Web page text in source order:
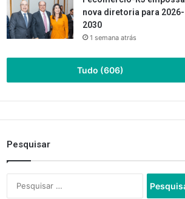
nova diretoria para 2026-
2030
1 semana atrás
Tudo (606)
Pesquisar
por: